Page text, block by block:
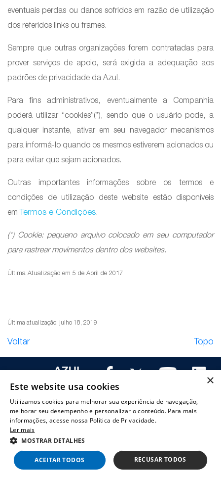
eventuais perdas ou danos sofridos em razão de utilização
dos referidos links ou frames.
Sempre que outras organizações forem contratadas para
prover serviços de apoio, será exigida a adequação aos
padrões de privacidade da Azul.
Para fins administrativos, eventualmente a Companhia
poderá utilizar “cookies”(*), sendo que o usuário pode, a
qualquer instante, ativar em seu navegador mecanismos
para informá-lo quando os mesmos estiverem acionados ou
para evitar que sejam acionados.
Outras importantes informações sobre os termos e
condições de utilização deste website estão disponíveis
em Termos e Condições.
(*) Cookie: pequeno arquivo colocado em seu computador
para rastrear movimentos dentro dos websites.
Última Atualização em 5 de Abril de 2017
Última atualização: julho 18, 2019
Voltar Topo
Azul
investir
e
Governança
corporativa
Estrutura de
Capital
Administração
Informações
investidores
Central de
Resultados
Documentos
CVM
Documentos
Gráficos
Ofertas
de
Azul | Relações com Investidores © 2019 - Todos os direitos reservados. |
Termos & Condições de Uso|Política de privacidade
Powered by
×
Este website usa cookies
Utilizamos cookies para melhorar sua experiência de navegação,
melhorar seu desempenho e personalizar o conteúdo. Para mais
informações, acesse nossa Política de Privacidade.
Ler mais
MOSTRAR DETALHES
ACEITAR TODOS RECUSAR TODOS